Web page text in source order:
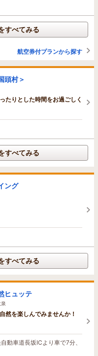
すべてみる
航空券付プランから探す
頭村＞
たりとした時間をお過ごしく
すべてみる
ング
すべてみる
ヒュッテ
然を楽しんでみませんか！
動車道長坂ICより車で7分、